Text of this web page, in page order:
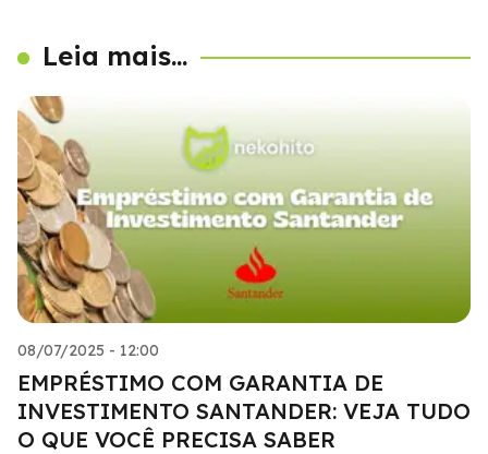
Leia mais...
08/07/2025 - 12:00
EMPRÉSTIMO COM GARANTIA DE
INVESTIMENTO SANTANDER: VEJA TUDO
O QUE VOCÊ PRECISA SABER